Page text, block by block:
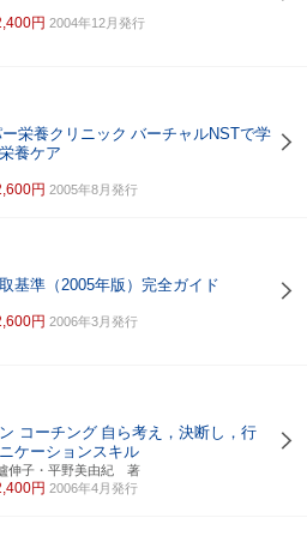
円 2004年12月発行
栄養クリニック バーチャルNSTで学
養ケア
円 2005年8月発行
基準（2005年版）完全ガイド
円 2006年3月発行
コーチング 自ら考え，決断し，行
ケーションスキル
伸子・平野美由紀 著
円 2006年4月発行